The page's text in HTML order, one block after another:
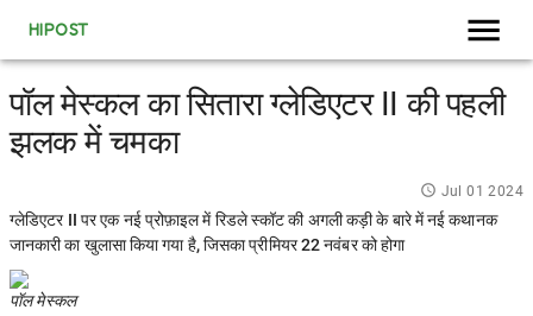
HIPOST
पॉल मेस्कल का सितारा ग्लेडिएटर II की पहली
झलक में चमका
Jul 01 2024
ग्लेडिएटर II पर एक नई प्रोफ़ाइल में रिडले स्कॉट की अगली कड़ी के बारे में नई कथानक
जानकारी का खुलासा किया गया है, जिसका प्रीमियर 22 नवंबर को होगा
पॉल मेस्कल